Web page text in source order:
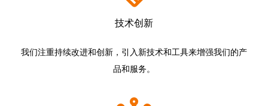
技术创新
我们注重持续改进和创新，引入新技术和工具来增强我们的产
品和服务。